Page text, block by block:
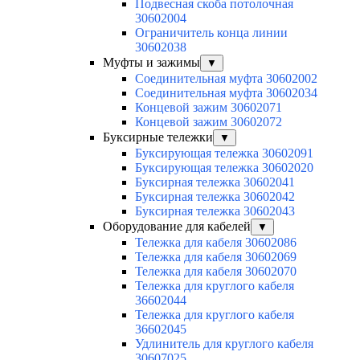
Подвесная скоба потолочная
30602004
Ограничитель конца линии
30602038
Муфты и зажимы
▼
Соединительная муфта 30602002
Соединительная муфта 30602034
Концевой зажим 30602071
Концевой зажим 30602072
Буксирные тележки
▼
Буксирующая тележка 30602091
Буксирующая тележка 30602020
Буксирная тележка 30602041
Буксирная тележка 30602042
Буксирная тележка 30602043
Оборудование для кабелей
▼
Тележка для кабеля 30602086
Тележка для кабеля 30602069
Тележка для кабеля 30602070
Тележка для круглого кабеля
36602044
Тележка для круглого кабеля
36602045
Удлинитель для круглого кабеля